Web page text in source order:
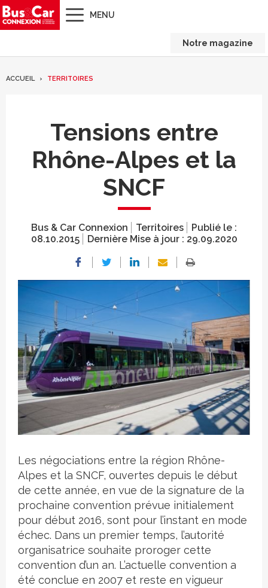
MENU
Notre magazine
ACCUEIL TERRITOIRES
Tensions entre
Rhône-Alpes et la
SNCF
Bus & Car Connexion Territoires
Publié le :
08.10.2015
Dernière Mise à jour : 29.09.2020
Crédit photo
Les négociations entre la région Rhône-
Alpes et la SNCF, ouvertes depuis le début
de cette année, en vue de la signature de la
prochaine convention prévue initialement
pour début 2016, sont pour l’instant en mode
échec. Dans un premier temps, l’autorité
organisatrice souhaite proroger cette
convention d’un an. L’actuelle convention a
été conclue en 2007 et reste en vigueur